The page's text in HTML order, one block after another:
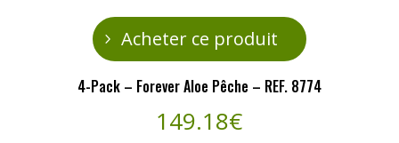
Acheter ce produit
4-Pack – Forever Aloe Pêche – REF. 8774
149.18€